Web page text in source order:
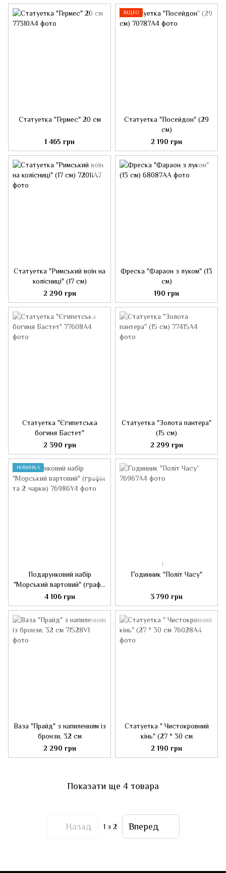
Статуетка "Гермес" 20 см
1 465 грн
ВІДЕО
Статуетка "Посейдон" (29
см)
2 190 грн
Статуетка "Римський воїн на
колісниці" (17 см)
2 290 грн
Фреска "Фараон з луком" (13
см)
190 грн
Статуетка "Єгипетська
богиня Бастет"
2 390 грн
Статуетка "Золота пантера"
(15 см)
2 299 грн
НОВИНКА
Подарунковий набір
"Морський вартовий" (графін
та 2 чарки)
4 106 грн
1
Годинник "Політ Часу"
3 790 грн
Ваза "Прайд" з напиленням із
бронзи, 32 см
2 290 грн
Статуетка " Чистокровний
кінь" (27 * 30 см
2 190 грн
Показати ще 4 товара
Назад 1 з 2 Вперед